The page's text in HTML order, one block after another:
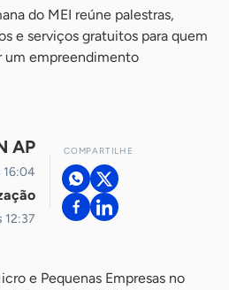
do MEI reúne palestras,
e serviços gratuitos para quem
um empreendimento
AP
16:04
12:37
COMPARTILHE
e Pequenas Empresas no